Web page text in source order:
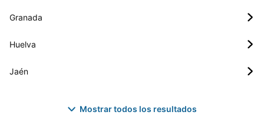
Granada
Huelva
Jaén
Mostrar todos los resultados